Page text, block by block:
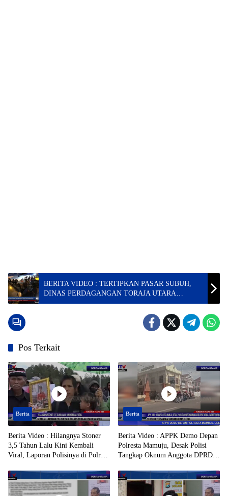
BERITA VIDEO : TERTIPKAN PASAR SUBUH,
DINAS PERDAGANGAN TORAJA UTARA
PASANG STIKER KESETIAP KENDARAAN
Pos Terkait
Berita
Berita Video : Hilangnya Stoner
3,5 Tahun Lalu Kini Kembali
Viral, Laporan Polisinya di Polres
Berita
Berita Video : APPK Demo Depan
Polresta Mamuju, Desak Polisi
Tangkap Oknum Anggota DPRD
Tersangka Tambang Emas Ilegal